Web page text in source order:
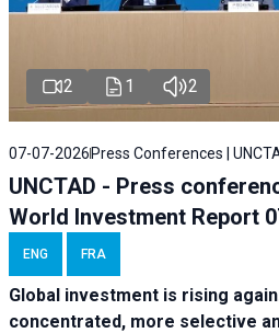
2 1 2
07-07-2026 Press Conferences |
UNCTAD - Press
World Investment Report
ENG FRA
Global investment is rising
concentrated, more selective